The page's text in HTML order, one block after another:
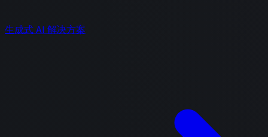
生成式 AI 解决方案